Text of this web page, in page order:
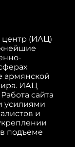
(ИАЦ)
армянской
ИАЦ
сайта
усилиями
и
подъеме